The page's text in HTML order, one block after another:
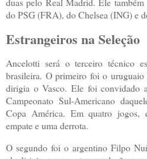
do PSG (FRA), do Chelsea (ING) e
Estrangeiros na Seleção
Ancelotti será o terceiro técnico
brasileira. O primeiro foi o
dirigia o Vasco. Ele foi convidado
Campeonato Sul-Americano
Copa América. Em quatro jogos,
empate e uma derrota.
O segundo foi o argentino Filpo